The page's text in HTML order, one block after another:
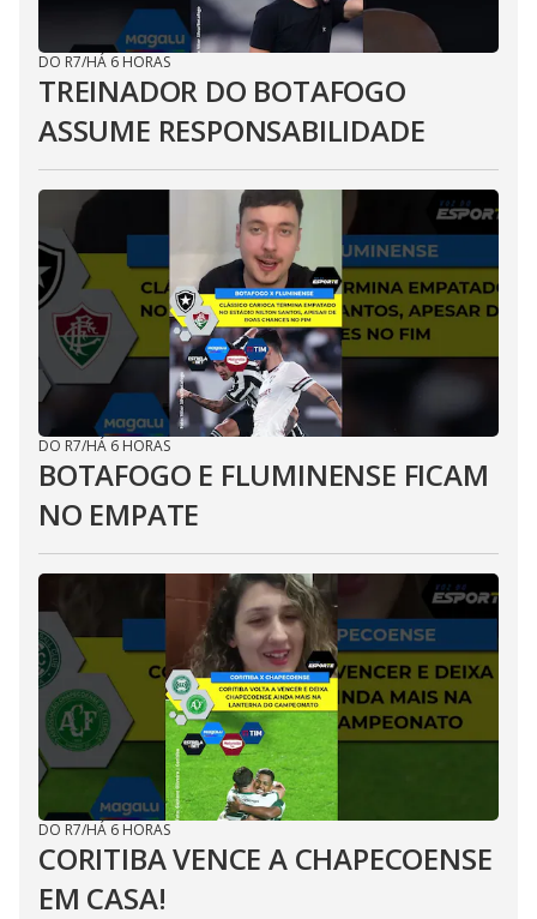
DO R7/HÁ 6 HORAS
TREINADOR DO BOTAFOGO
ASSUME RESPONSABILIDADE
DO R7/HÁ 6 HORAS
BOTAFOGO E FLUMINENSE FICAM
NO EMPATE
DO R7/HÁ 6 HORAS
CORITIBA VENCE A CHAPECOENSE
EM CASA!